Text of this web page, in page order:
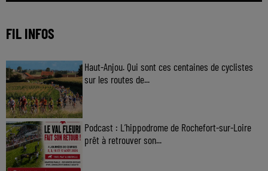
FIL INFOS
Haut-Anjou. Qui sont ces centaines de cyclistes
sur les routes de...
Podcast : L’hippodrome de Rochefort-sur-Loire
prêt à retrouver son...